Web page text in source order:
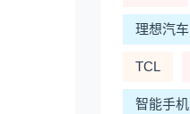
理想汽车
TCL
智能手机